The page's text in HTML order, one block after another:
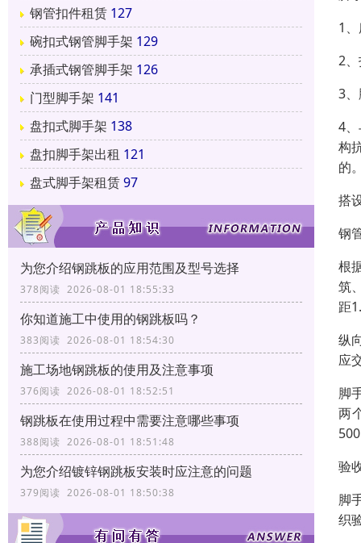
钢管扣件租赁 127
碗扣式钢管脚手架 129
承插式钢管脚手架 126
门型脚手架 141
盘扣式脚手架 138
盘扣脚手架出租 121
盘式脚手架租赁97
为您介绍钢跳板的应用范围及型号选择
378阅读 2026-08-01 18:55:33
你知道施工中使用的钢跳板吗？
383阅读 2026-08-01 18:54:30
施工场地钢跳板的使用及注意事项
376阅读 2026-08-01 18:52:51
钢跳板在使用过程中需要注意哪些事项
388阅读 2026-08-01 18:51:48
为您介绍镀锌钢跳板安装时应注意的问题
379阅读 2026-08-01 18:50:38
1
2
3
4
构
的
搭
钢
根
筑
距
纵
应
脚
两
验
脚
织